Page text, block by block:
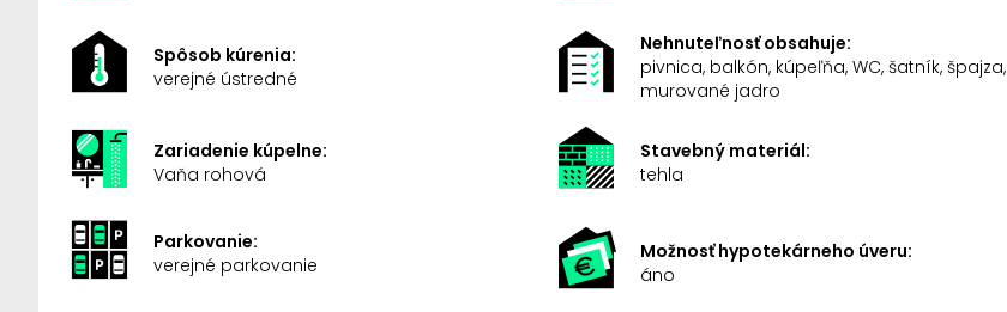
Spôsob kúrenia:
verejné ústredné
Nehnuteľnosť obsahuje:
pivnica, balkón, kúpeľňa, WC, šatník, špajza,
murované jadro
Zariadenie kúpelne:
Vaňa rohová
Stavebný materiál:
tehla
Parkovanie:
verejné parkovanie
Možnosť hypotekárneho úveru:
áno